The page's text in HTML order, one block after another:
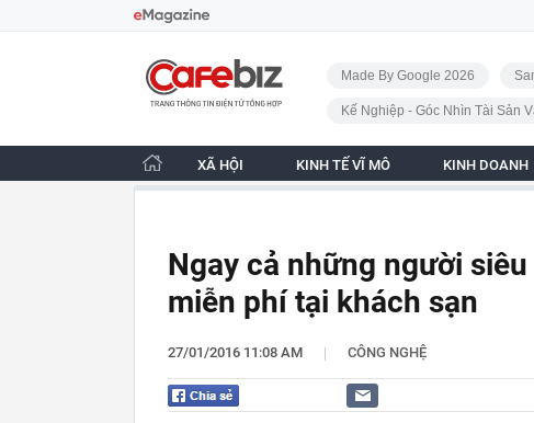
CafeBiz - Trang chủ
Made By Google 2026
Kế Nghiệp - Góc Nhìn Tài Sản
XÃ HỘI KINH TẾ VĨ MÔ KINH DOANH
Ngay cả những người
miễn phí tại khách sạn
27/01/2016 11:08 AM | CÔNG NGHỆ